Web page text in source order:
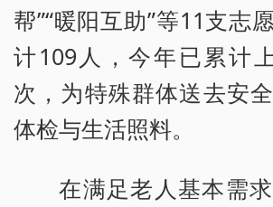
帮”“暖阳互助”等11支志
计109人，今年已累计
次，为特殊群体送去安
体检与生活照料。
在满足老人基本需